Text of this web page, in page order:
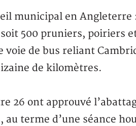
municipal en
500 pruniers, poiriers
voie de bus reliant
de kilomètres.
26 ont approuvé
terme d’une séance